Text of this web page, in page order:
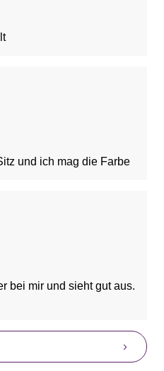
und ich mag die Farbe
bei mir und sieht gut aus.